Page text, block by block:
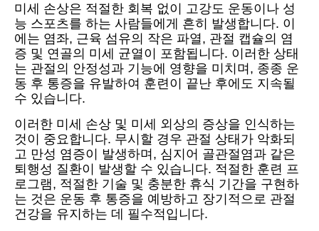
미세 손상은 적절한 회복 없이 고강도 운동이나 성
능 스포츠를 하는 사람들에게 흔히 발생합니다. 이
에는 염좌, 근육 섬유의 작은 파열, 관절 캡슐의 염
증 및 연골의 미세 균열이 포함됩니다. 이러한 상태
는 관절의 안정성과 기능에 영향을 미치며, 종종 운
동 후 통증을 유발하여 훈련이 끝난 후에도 지속될
수 있습니다.
이러한 미세 손상 및 미세 외상의 증상을 인식하는
것이 중요합니다. 무시할 경우 관절 상태가 악화되
고 만성 염증이 발생하며, 심지어 골관절염과 같은
퇴행성 질환이 발생할 수 있습니다. 적절한 훈련 프
로그램, 적절한 기술 및 충분한 휴식 기간을 구현하
는 것은 운동 후 통증을 예방하고 장기적으로 관절
건강을 유지하는 데 필수적입니다.